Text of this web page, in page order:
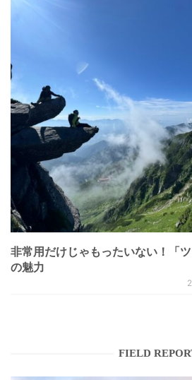
非常用だけじゃもったいない！「ツ
の魅力
FIELD